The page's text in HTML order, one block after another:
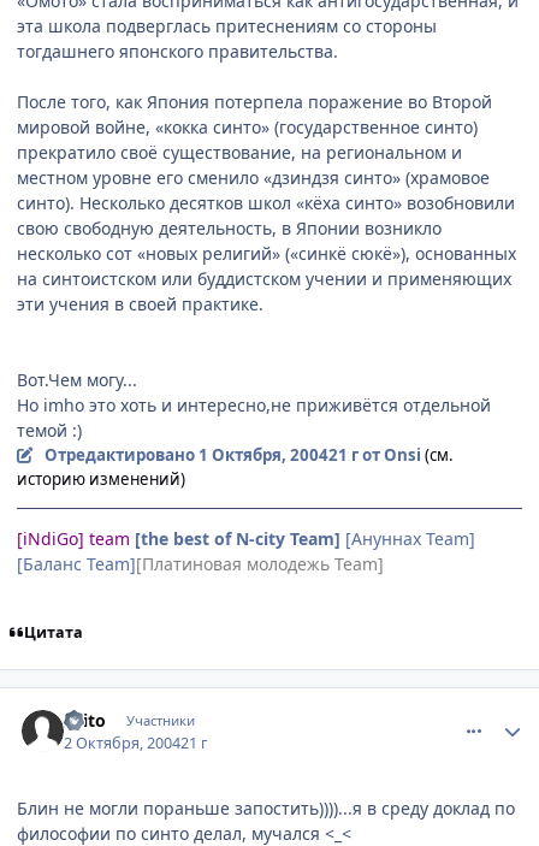
эта школа подверглась притеснениям со стороны
тогдашнего японского правительства.
После того, как Япония потерпела поражение во Второй
мировой войне, «кокка синто» (государственное синто)
прекратило своё существование, на региональном и
местном уровне его сменило «дзиндзя синто» (храмовое
синто). Несколько десятков школ «кёха синто» возобновили
свою свободную деятельность, в Японии возникло
несколько сот «новых религий» («синкё сюкё»), основанных
на синтоистском или буддистском учении и применяющих
эти учения в своей практике.
Вот.Чем могу...
Но imho это хоть и интересно,не приживётся отдельной
темой :)
Отредактировано 1 Октября, 200421 гот Onsi (см.
историю изменений)
[iNdiGo] team [the best of N-city Team] [Ануннах Team]
[Баланс Team][Платиновая молодежь Team]
Цитата
Saito Участники
2 Октября, 200421 г
Блин не могли пораньше запостить))))...я в среду доклад по
философии по синто делал, мучался <_<